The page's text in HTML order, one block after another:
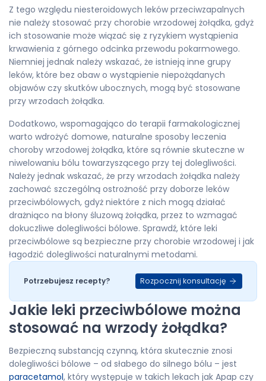
Z tego względu niesteroidowych leków przeciwzapalnych
nie należy stosować przy chorobie wrzodowej żołądka, gdyż
ich stosowanie może wiązać się z ryzykiem wystąpienia
krwawienia z górnego odcinka przewodu pokarmowego.
Niemniej jednak należy wskazać, że istnieją inne grupy
leków, które bez obaw o wystąpienie niepożądanych
objawów czy skutków ubocznych, mogą być stosowane
przy wrzodach żołądka.
Dodatkowo, wspomagająco do terapii farmakologicznej
warto wdrożyć domowe, naturalne sposoby leczenia
choroby wrzodowej żołądka, które są równie skuteczne w
niwelowaniu bólu towarzyszącego przy tej dolegliwości.
Należy jednak wskazać, że przy wrzodach żołądka należy
zachować szczególną ostrożność przy doborze leków
przeciwbólowych, gdyż niektóre z nich mogą działać
drażniąco na błony śluzową żołądka, przez to wzmagać
dokuczliwe dolegliwości bólowe. Sprawdź, które leki
przeciwbólowe są bezpieczne przy chorobie wrzodowej i jak
łagodzić dolegliwości naturalnymi metodami.
Potrzebujesz recepty? Rozpocznij konsultację
Jakie leki przeciwbólowe można
stosować na wrzody żołądka?
Bezpieczną substancją czynną, która skutecznie znosi
dolegliwości bólowe – od słabego do silnego bólu – jest
paracetamol, który występuje w takich lekach jak Apap czy